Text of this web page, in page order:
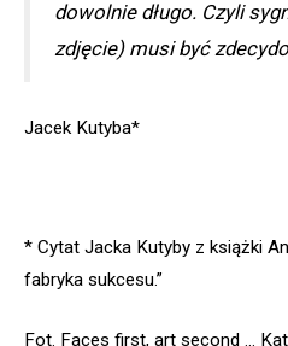
dowolnie długo. Czyli
zdjęcie) musi być
Jacek Kutyba*
* Cytat Jacka Kutyby z książki
fabryka sukcesu.”
Fot. Faces first, art second …